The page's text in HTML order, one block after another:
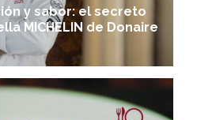
y sabor: el secreto
MICHELIN de Donaire